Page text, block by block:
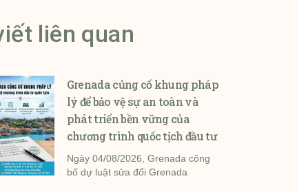
liên quan
Grenada củng cố khung pháp
lý để bảo vệ sự an toàn và
phát triển bền vững của
chương trình quốc tịch đầu tư
Ngày 04/08/2026, Grenada công
bố dự luật sửa đổi Grenada